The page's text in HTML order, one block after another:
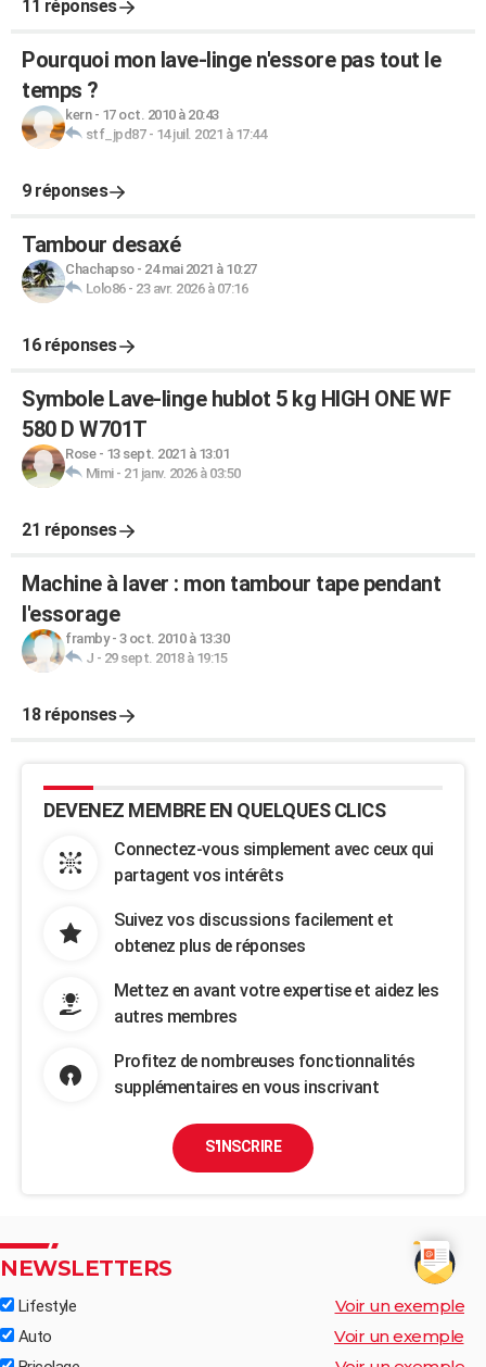
11 réponses
Pourquoi mon lave-linge n'essore pas tout le
temps ?
kern- 17 oct. 2010 à 20:43
stf_jpd87- 14 juil. 2021 à 17:44
9 réponses
Tambour desaxé
Chachapso- 24 mai 2021 à 10:27
Lolo86- 23 avr. 2026 à 07:16
16 réponses
Symbole Lave-linge hublot 5 kg HIGH ONE WF
580 D W701T
Rose- 13 sept. 2021 à 13:01
Mimi- 21 janv. 2026 à 03:50
21 réponses
Machine à laver : mon tambour tape pendant
l'essorage
framby- 3 oct. 2010 à 13:30
J - 29 sept. 2018 à 19:15
18 réponses
DEVENEZ MEMBRE EN QUELQUES CLICS
Connectez-vous simplement avec ceux qui
partagent vos intérêts
Suivez vos discussions facilement et
obtenez plus de réponses
Mettez en avant votre expertise et aidez les
autres membres
Profitez de nombreuses fonctionnalités
supplémentaires en vous inscrivant
S'INSCRIRE
NEWSLETTERS
Lifestyle Voir un exemple
Auto Voir un exemple